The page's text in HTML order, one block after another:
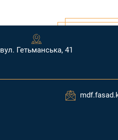
вул. Гетьманська, 41